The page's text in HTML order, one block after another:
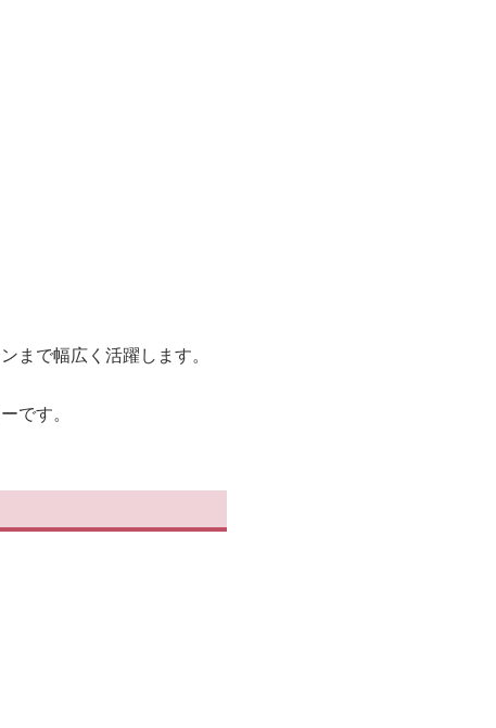
まで幅広く活躍します。
です。